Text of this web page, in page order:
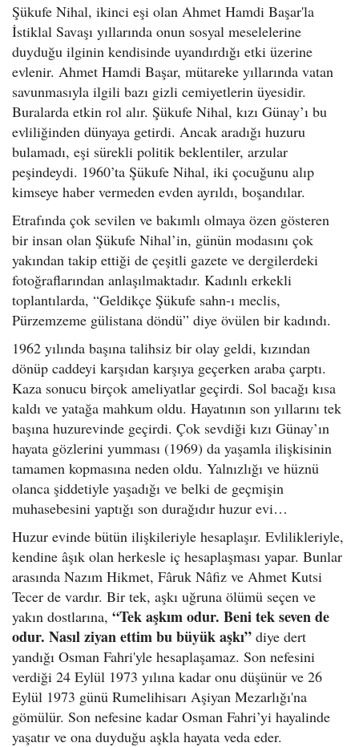
Şükufe Nihal, ikinci eşi olan Ahmet Hamdi Başar'la
İstiklal Savaşı yıllarında onun sosyal meselelerine
duyduğu ilginin kendisinde uyandırdığı etki üzerine
evlenir. Ahmet Hamdi Başar, mütareke yıllarında vatan
savunmasıyla ilgili bazı gizli cemiyetlerin üyesidir.
Buralarda etkin rol alır. Şükufe Nihal, kızı Günay’ı bu
evliliğinden dünyaya getirdi. Ancak aradığı huzuru
bulamadı, eşi sürekli politik beklentiler, arzular
peşindeydi. 1960’ta Şükufe Nihal, iki çocuğunu alıp
kimseye haber vermeden evden ayrıldı, boşandılar.
Etrafında çok sevilen ve bakımlı olmaya özen gösteren
bir insan olan Şükufe Nihal’in, günün modasını çok
yakından takip ettiği de çeşitli gazete ve dergilerdeki
fotoğraflarından anlaşılmaktadır. Kadınlı erkekli
toplantılarda, “Geldikçe Şükufe sahn-ı meclis,
Pürzemzeme gülistana döndü” diye övülen bir kadındı.
1962 yılında başına talihsiz bir olay geldi, kızından
dönüp caddeyi karşıdan karşıya geçerken araba çarptı.
Kaza sonucu birçok ameliyatlar geçirdi. Sol bacağı kısa
kaldı ve yatağa mahkum oldu. Hayatının son yıllarını tek
başına huzurevinde geçirdi. Çok sevdiği kızı Günay’ın
hayata gözlerini yumması (1969) da yaşamla ilişkisinin
tamamen kopmasına neden oldu. Yalnızlığı ve hüznü
olanca şiddetiyle yaşadığı ve belki de geçmişin
muhasebesini yaptığı son durağıdır huzur evi…
Huzur evinde bütün ilişkileriyle hesaplaşır. Evlilikleriyle,
kendine âşık olan herkesle iç hesaplaşması yapar. Bunlar
arasında Nazım Hikmet, Fâruk Nâfiz ve Ahmet Kutsi
Tecer de vardır. Bir tek, aşkı uğruna ölümü seçen ve
yakın dostlarına, “Tek aşkım odur. Beni tek seven de
odur. Nasıl ziyan ettim bu büyük aşkı” diye dert
yandığı Osman Fahri'yle hesaplaşamaz. Son nefesini
verdiği 24 Eylül 1973 yılına kadar onu düşünür ve 26
Eylül 1973 günü Rumelihisarı Aşiyan Mezarlığı'na
gömülür. Son nefesine kadar Osman Fahri’yi hayalinde
yaşatır ve ona duyduğu aşkla hayata veda eder.